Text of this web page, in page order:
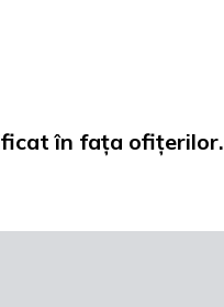
în fața ofițerilor.